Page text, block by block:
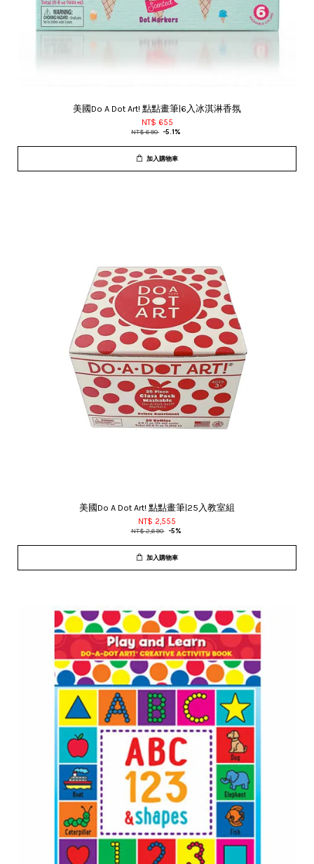
美國Do A Dot Art! 點點畫筆|6入冰淇淋香氛
NT$ 655
NT$ 690 -5.1%
加入購物車
美國Do A Dot Art! 點點畫筆|25入教室組
NT$ 2,555
NT$ 2,690 -5%
加入購物車